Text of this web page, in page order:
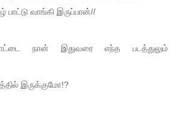
வாங்கி இருப்பான்//
நான் இதுவரை எந்த படத்துலும்
இருக்குமோ!?